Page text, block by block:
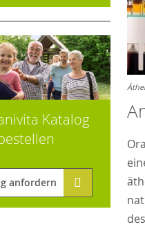
Katalog
anfordern